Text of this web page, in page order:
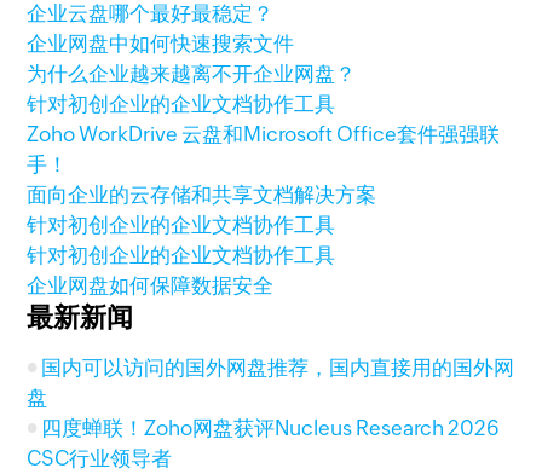
企业云盘哪个最好最稳定？
企业网盘中如何快速搜索文件
为什么企业越来越离不开企业网盘？
针对初创企业的企业文档协作工具
Zoho WorkDrive 云盘和Microsoft Office套件强强联
手！
面向企业的云存储和共享文档解决方案
针对初创企业的企业文档协作工具
针对初创企业的企业文档协作工具
企业网盘如何保障数据安全
最新新闻
国内可以访问的国外网盘推荐，国内直接用的国外网
盘
四度蝉联！Zoho网盘获评Nucleus Research 2026
CSC行业领导者